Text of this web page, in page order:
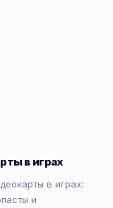
в играх
в играх:
и